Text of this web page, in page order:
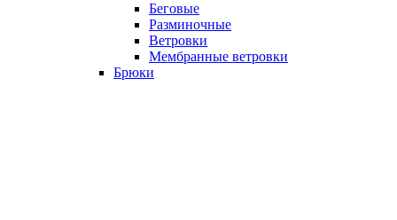
Беговые
Разминочные
Ветровки
Мембранные ветровки
Брюки